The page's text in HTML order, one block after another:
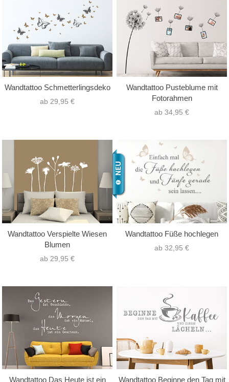
Wandtattoo Schmetterlingsdeko
ab 29,95 €
Wandtattoo Pusteblume mit
Fotorahmen
ab 34,95 €
Wandtattoo Verspielte Wiesen
Blumen
ab 29,95 €
Wandtattoo Füße hochlegen
ab 32,95 €
Wandtattoo Das Heute ist ein Wandtattoo Beginne den Tag mit